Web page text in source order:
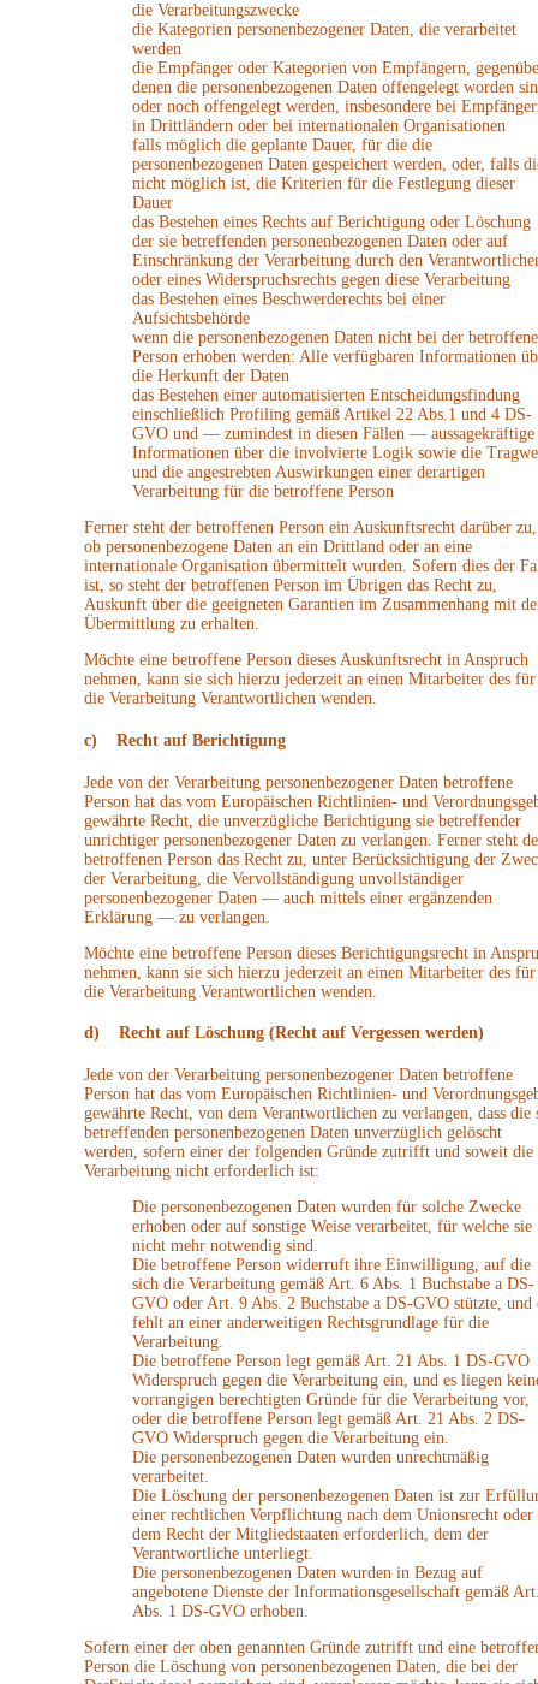
die Verarbeitungszwecke
die Kategorien personenbezogener Daten, die verarbeitet
werden
die Empfänger oder Kategorien von Empfängern,
denen die personenbezogenen Daten offengelegt worden
oder noch offengelegt werden, insbesondere bei
in Drittländern oder bei internationalen Organisationen
falls möglich die geplante Dauer, für die die
personenbezogenen Daten gespeichert werden, oder, falls
nicht möglich ist, die Kriterien für die Festlegung dieser
Dauer
das Bestehen eines Rechts auf Berichtigung oder Löschung
der sie betreffenden personenbezogenen Daten oder auf
Einschränkung der Verarbeitung durch den
oder eines Widerspruchsrechts gegen diese Verarbeitung
das Bestehen eines Beschwerderechts bei einer
Aufsichtsbehörde
wenn die personenbezogenen Daten nicht bei der
Person erhoben werden: Alle verfügbaren Informationen
die Herkunft der Daten
das Bestehen einer automatisierten Entscheidungsfindung
einschließlich Profiling gemäß Artikel 22 Abs.1 und 4 DS-
GVO und — zumindest in diesen Fällen — aussagekräftige
Informationen über die involvierte Logik sowie die
und die angestrebten Auswirkungen einer derartigen
Verarbeitung für die betroffene Person
Ferner steht der betroffenen Person ein Auskunftsrecht darüber zu,
ob personenbezogene Daten an ein Drittland oder an eine
internationale Organisation übermittelt wurden. Sofern dies der
ist, so steht der betroffenen Person im Übrigen das Recht zu,
Auskunft über die geeigneten Garantien im Zusammenhang mit
Übermittlung zu erhalten.
Möchte eine betroffene Person dieses Auskunftsrecht in Anspruch
nehmen, kann sie sich hierzu jederzeit an einen Mitarbeiter des für
die Verarbeitung Verantwortlichen wenden.
c) Recht auf Berichtigung
Jede von der Verarbeitung personenbezogener Daten betroffene
Person hat das vom Europäischen Richtlinien- und
gewährte Recht, die unverzügliche Berichtigung sie betreffender
unrichtiger personenbezogener Daten zu verlangen. Ferner steht
betroffenen Person das Recht zu, unter Berücksichtigung der
der Verarbeitung, die Vervollständigung unvollständiger
personenbezogener Daten — auch mittels einer ergänzenden
Erklärung — zu verlangen.
Möchte eine betroffene Person dieses Berichtigungsrecht in
nehmen, kann sie sich hierzu jederzeit an einen Mitarbeiter des für
die Verarbeitung Verantwortlichen wenden.
d) Recht auf Löschung (Recht auf Vergessen werden)
Jede von der Verarbeitung personenbezogener Daten betroffene
Person hat das vom Europäischen Richtlinien- und
gewährte Recht, von dem Verantwortlichen zu verlangen, dass die
betreffenden personenbezogenen Daten unverzüglich gelöscht
werden, sofern einer der folgenden Gründe zutrifft und soweit die
Verarbeitung nicht erforderlich ist:
Die personenbezogenen Daten wurden für solche Zwecke
erhoben oder auf sonstige Weise verarbeitet, für welche sie
nicht mehr notwendig sind.
Die betroffene Person widerruft ihre Einwilligung, auf die
sich die Verarbeitung gemäß Art. 6 Abs. 1 Buchstabe a DS-
GVO oder Art. 9 Abs. 2 Buchstabe a DS-GVO stützte, und
fehlt an einer anderweitigen Rechtsgrundlage für die
Verarbeitung.
Die betroffene Person legt gemäß Art. 21 Abs. 1 DS-GVO
Widerspruch gegen die Verarbeitung ein, und es liegen
vorrangigen berechtigten Gründe für die Verarbeitung vor,
oder die betroffene Person legt gemäß Art. 21 Abs. 2 DS-
GVO Widerspruch gegen die Verarbeitung ein.
Die personenbezogenen Daten wurden unrechtmäßig
verarbeitet.
Die Löschung der personenbezogenen Daten ist zur
einer rechtlichen Verpflichtung nach dem Unionsrecht oder
dem Recht der Mitgliedstaaten erforderlich, dem der
Verantwortliche unterliegt.
Die personenbezogenen Daten wurden in Bezug auf
angebotene Dienste der Informationsgesellschaft gemäß
Abs. 1 DS-GVO erhoben.
Sofern einer der oben genannten Gründe zutrifft und eine
Person die Löschung von personenbezogenen Daten, die bei der